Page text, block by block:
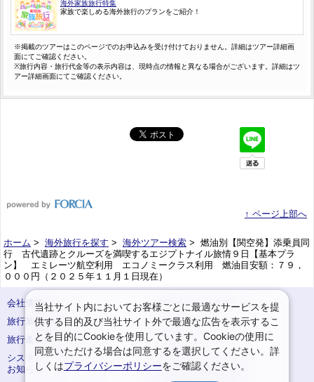
海外家族旅行特集
家族で楽しめる海外旅行のプランをご紹介！
※掲載のツアーはこのページでのお申込みを受け付けておりません。詳細はツアー詳細画
面にてご確認ください。
※旅行内容・旅行代金等の表示内容は、現時点の情報と異なる場合がございます。詳細はツ
アー詳細画面にてご確認ください。
↑ ページ上部へ
ホーム > 海外旅行を探す > 海外ツアー検索 > 燃油別【関空発】添乗員同
行 古代遺跡とクルーズを満喫するエジプトナイル旅情９日【基本プラ
ン】 エミレーツ航空利用 エコノミークラス利用 燃油目安額：７９，
０００円（２０２５年１１月１日現在）
会社情報
プライバシーポリシー
旅行業登録票・約款
規約集
旅行条件書
サイトマップ
システムメンテナンスの
お知らせ
お申込みまでの手順
当社サイト内においてお客様ごとに最適なサービスを提
供する目的及び当社サイト外で最適な広告を表示するこ
とを目的にCookieを使用しています。Cookieの使用に
同意いただける場合は同意するを選択してください。詳
しくはプライバシーポリシーをご確認ください。